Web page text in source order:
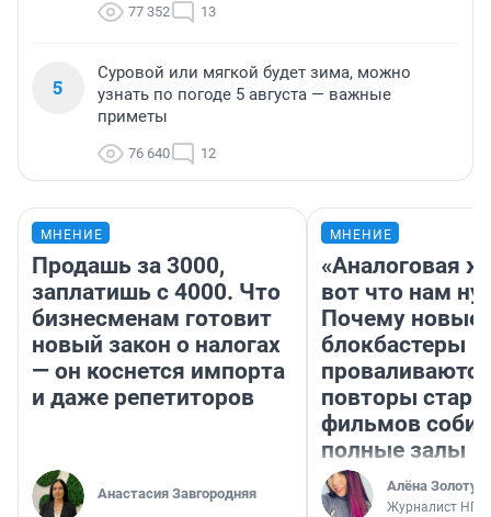
77 352 13
5
Суровой или мягкой будет зима, можно
узнать по погоде 5 августа — важные
приметы
76 640 12
МНЕНИЕ
Продашь за 3000,
заплатишь с 4000. Что
бизнесменам готовит
новый закон о налогах
— он коснется импорта
и даже репетиторов
Анастасия Завгородняя
МНЕНИЕ
«Аналоговая
вот что нам
Почему новые
блокбастеры
повторы
фильмов
полные залы
Алёна
Журналист НГС